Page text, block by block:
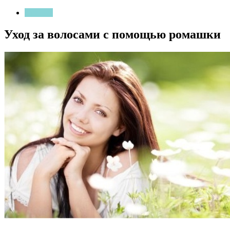
Уход за волосами с помощью ромашки